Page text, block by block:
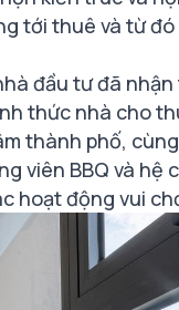
tới thuê và từ
đầu tư đã
thức nhà cho
thành phố,
viên BBQ và hệ
hoạt động vui